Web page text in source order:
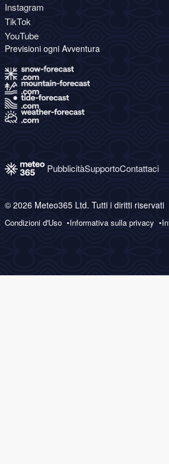
Instagram
TikTok
YouTube
Previsioni ogni Avventura
PubblicitàSupportoContattaci
© 2026 Meteo365 Ltd. Tutti i diritti riservati
Condizioni d'Uso Informativa sulla privacy